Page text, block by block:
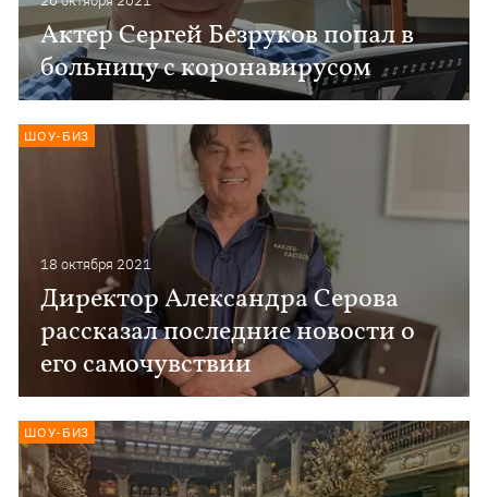
Актер Сергей Безруков попал в
больницу с коронавирусом
18 октября 2021
Директор Александра Серова
рассказал последние новости о
его самочувствии
ШОУ-БИЗ
ШОУ-БИЗ